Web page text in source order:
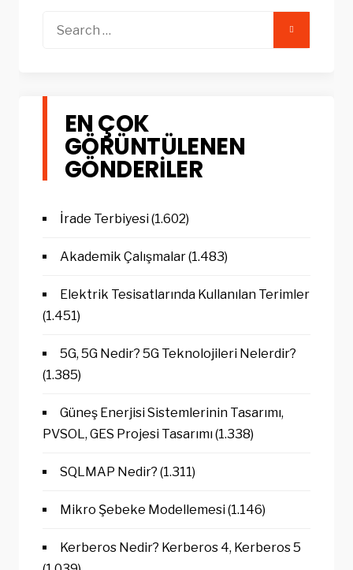
EN ÇOK
GÖRÜNTÜLENEN
GÖNDERILER
İrade Terbiyesi(1.602)
Akademik Çalışmalar(1.483)
Elektrik Tesisatlarında Kullanılan Terimler
(1.451)
5G, 5G Nedir? 5G Teknolojileri Nelerdir?
(1.385)
Güneş Enerjisi Sistemlerinin Tasarımı,
PVSOL, GES Projesi Tasarımı(1.338)
SQLMAP Nedir? (1.311)
Mikro Şebeke Modellemesi(1.146)
Kerberos Nedir? Kerberos 4, Kerberos 5